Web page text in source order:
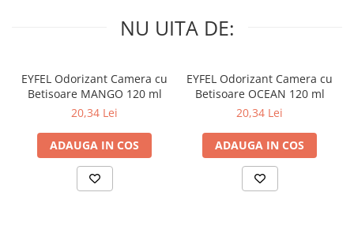
NU UITA DE:
EYFEL Odorizant Camera cu
Betisoare MANGO 120 ml
20,34 Lei
ADAUGA IN COS
EYFEL Odorizant Camera cu
Betisoare OCEAN 120 ml
20,34 Lei
ADAUGA IN COS